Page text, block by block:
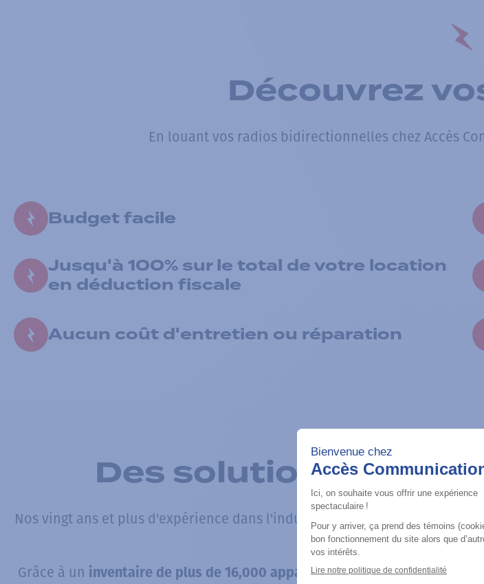
Découvrez
En louant vos radios bidirectionnelles chez Accès
Budget facile
Jusqu'à 100% sur le total de votre location
en déduction fiscale
Aucun coût d'entretien ou réparation
Des solutions de
Nos vingt ans et plus d'expérience dans l'industrie d'organisation
d'événements à travers le
Grâce à un inventaire de plus de 16,000 appareils de communication